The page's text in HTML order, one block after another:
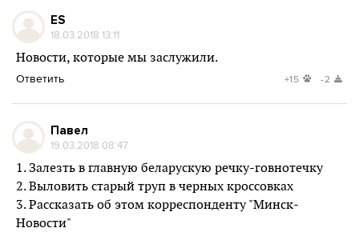
ES
18.03.2018 13:11
Новости, которые мы заслужили.
Ответить +15 -2
Павел
19.03.2018 08:47
1. Залезть в главную беларускую речку-говнотечку
2. Выловить старый труп в черных кроссовках
3. Рассказать об этом корреспонденту "Минск-
Новости"